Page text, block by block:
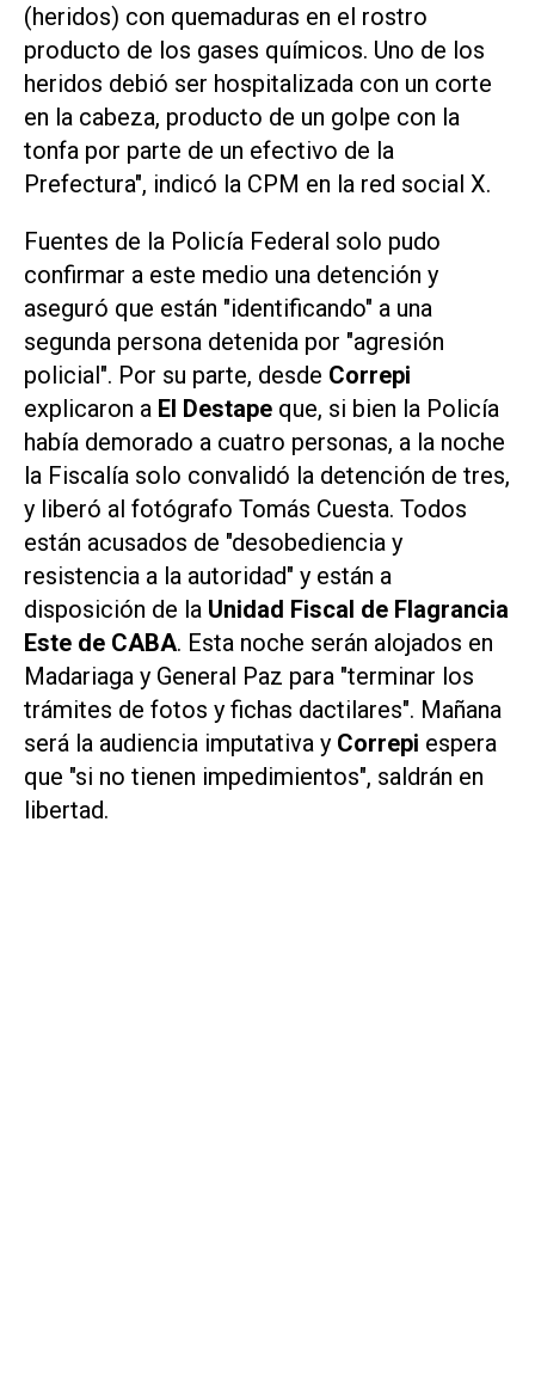
(heridos) con quemaduras en el rostro
producto de los gases químicos. Uno de los
heridos debió ser hospitalizada con un corte
en la cabeza, producto de un golpe con la
tonfa por parte de un efectivo de la
Prefectura", indicó la CPM en la red social X.
Fuentes de la Policía Federal solo pudo
confirmar a este medio una detención y
aseguró que están "identificando" a una
segunda persona detenida por "agresión
policial". Por su parte, desde Correpi
explicaron a El Destape que, si bien la Policía
había demorado a cuatro personas, a la noche
la Fiscalía solo convalidó la detención de tres,
y liberó al fotógrafo Tomás Cuesta. Todos
están acusados de "desobediencia y
resistencia a la autoridad" y están a
disposición de la Unidad Fiscal de Flagrancia
Este de CABA. Esta noche serán alojados en
Madariaga y General Paz para "terminar los
trámites de fotos y fichas dactilares". Mañana
será la audiencia imputativa y Correpi espera
que "si no tienen impedimientos", saldrán en
libertad.